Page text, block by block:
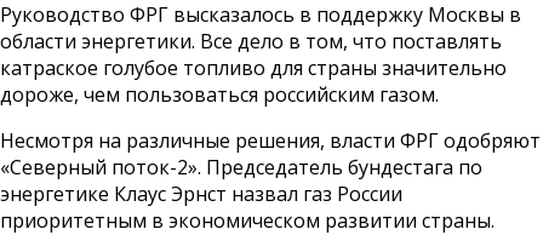
Руководство ФРГ высказалось в поддержку Москвы в
области энергетики. Все дело в том, что поставлять
катраское голубое топливо для страны значительно
дороже, чем пользоваться российским газом.
Несмотря на различные решения, власти ФРГ одобряют
«Северный поток-2». Председатель бундестага по
энергетике Клаус Эрнст назвал газ России
приоритетным в экономическом развитии страны.